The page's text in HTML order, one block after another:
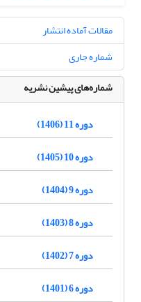
مقالات آماده انتشار
شماره جاری
شماره‌های پیشین نشریه
دوره 11 (1406)
دوره 10 (1405)
دوره 9 (1404)
دوره 8 (1403)
دوره 7 (1402)
دوره 6 (1401)